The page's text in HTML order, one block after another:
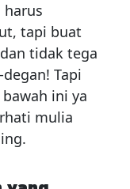
harus
tapi buat
tidak tega
Tapi
ini ya
mulia